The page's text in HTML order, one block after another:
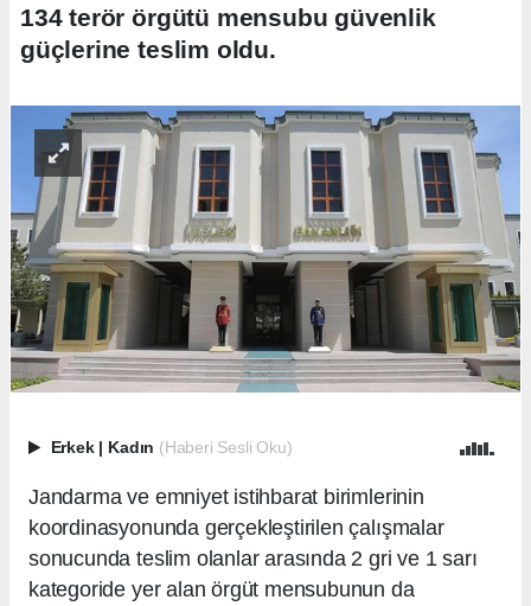
134 terör örgütü mensubu güvenlik
güçlerine teslim oldu.
Erkek | Kadın (Haberi Sesli Oku)
Jandarma ve emniyet istihbarat birimlerinin
koordinasyonunda gerçekleştirilen çalışmalar
sonucunda teslim olanlar arasında 2 gri ve 1 sarı
kategoride yer alan örgüt mensubunun da